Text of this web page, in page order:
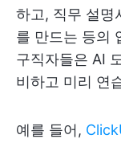
하고, 직무 설명
를 만드는 등의
구직자들은 AI
비하고 미리 연
예를 들어,